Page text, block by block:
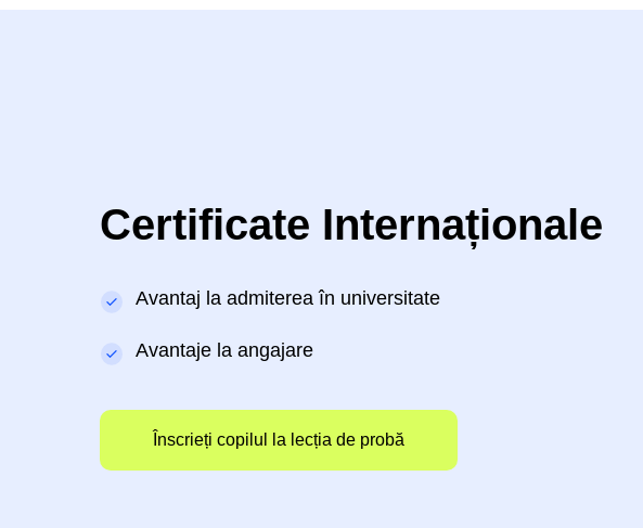
Înscrieți copilul la lecția de probă
Certificate Internaționale
Avantaj la admiterea în universitate
Avantaje la angajare